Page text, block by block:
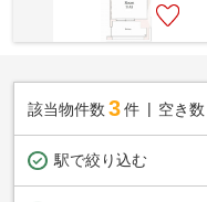
該当物件数 3件 空き数
駅で絞り込む